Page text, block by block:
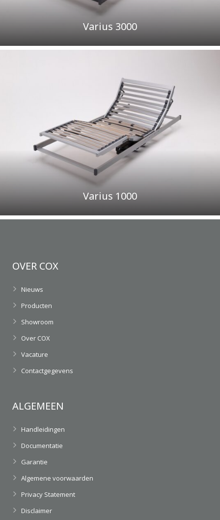
Varius 3000
Varius 1000
OVER COX
Nieuws
Producten
Showroom
Over COX
Vacature
Contactgegevens
ALGEMEEN
Handleidingen
Documentatie
Garantie
Algemene voorwaarden
Privacy Statement
Disclaimer